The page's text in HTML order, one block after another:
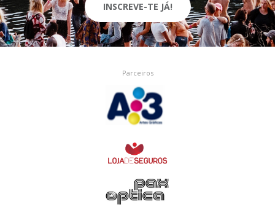
INSCREVE-TE JÁ!
Parceiros